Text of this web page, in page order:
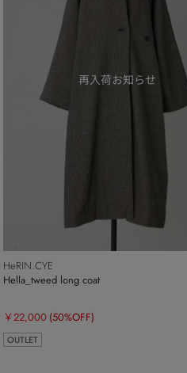
HeRIN.CYE
Hella_tweed long coat
￥22,000 (50%OFF)
OUTLET